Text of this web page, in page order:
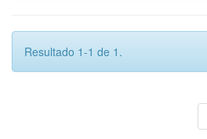
Resultado 1-1 de 1.